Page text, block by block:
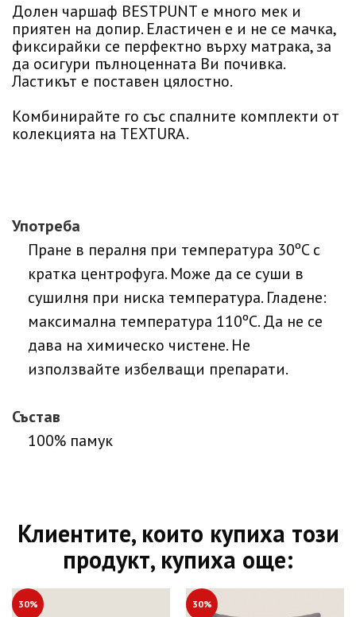
Долен чаршаф BESTPUNT е много мек и
приятен на допир. Еластичен е и не се мачка,
фиксирайки се перфектно върху матрака, за
да осигури пълноценната Ви почивка.
Ластикът е поставен цялостно.
Комбинирайте го със спалните комплекти от
колекцията на TEXTURA.
Употреба
Пране в пералня при температура 30ºC с
кратка центрофуга. Може да се суши в
сушилня при ниска температура. Гладене:
максимална температура 110ºC. Да не се
дава на химическо чистене. Не
използвайте избелващи препарати.
Състав
100% памук
Клиентите, които купиха този
продукт, купиха още:
30% 30%